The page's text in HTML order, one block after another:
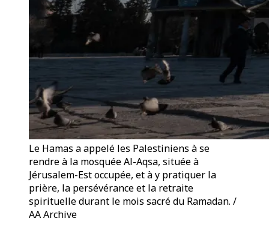
Le Hamas a appelé les Palestiniens à se
rendre à la mosquée Al-Aqsa, située à
Jérusalem-Est occupée, et à y pratiquer la
prière, la persévérance et la retraite
spirituelle durant le mois sacré du Ramadan. /
AA Archive